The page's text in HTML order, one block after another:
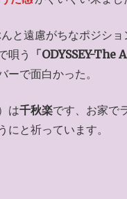
と遠慮がちなポジシ
唄う
「ODYSSEY-The
ーで面白かった。
は千秋楽です、お家で
にと祈っています。